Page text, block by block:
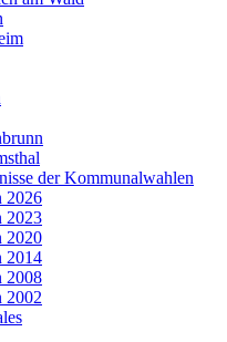
der Kommunalwahlen
2026
2023
2020
2014
2008
2002